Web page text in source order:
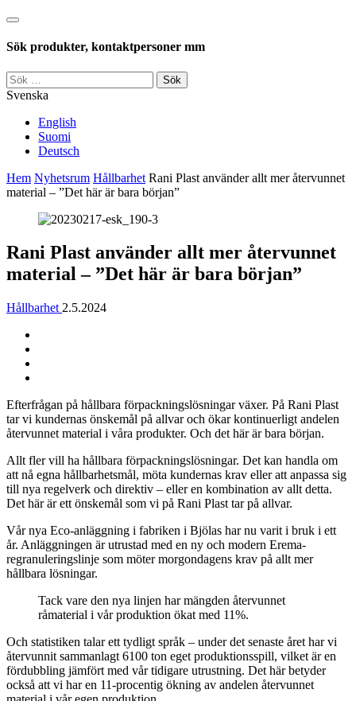
Sök
Sök produkter, kontaktpersoner mm
Sök
efter:
Svenska
English
Suomi
Deutsch
Hem Nyhetsrum Hållbarhet Rani Plast använder allt mer återvunnet
material – ”Det här är bara början”
Rani Plast använder allt mer återvunnet
material – ”Det här är bara början”
Hållbarhet 2.5.2024
artikkeli
Efterfrågan på hållbara förpackningslösningar växer. På Rani Plast
tar vi kundernas önskemål på allvar och ökar kontinuerligt andelen
återvunnet material i våra produkter. Och det här är bara början.
Allt fler vill ha hållbara förpackningslösningar. Det kan handla om
att nå egna hållbarhetsmål, möta kundernas krav eller att anpassa sig
till nya regelverk och direktiv – eller en kombination av allt detta.
Det här är ett önskemål som vi på Rani Plast tar på allvar.
Vår nya Eco-anläggning i fabriken i Bjölas har nu varit i bruk i ett
år. Anläggningen är utrustad med en ny och modern Erema-
regranuleringslinje som möter morgondagens krav på allt mer
hållbara lösningar.
Tack vare den nya linjen har mängden återvunnet
råmaterial i vår produktion ökat med 11%.
Och statistiken talar ett tydligt språk – under det senaste året har vi
återvunnit sammanlagt 6100 ton eget produktionsspill, vilket är en
fördubbling jämfört med vår tidigare utrustning. Det här betyder
också att vi har en 11-procentig ökning av andelen återvunnet